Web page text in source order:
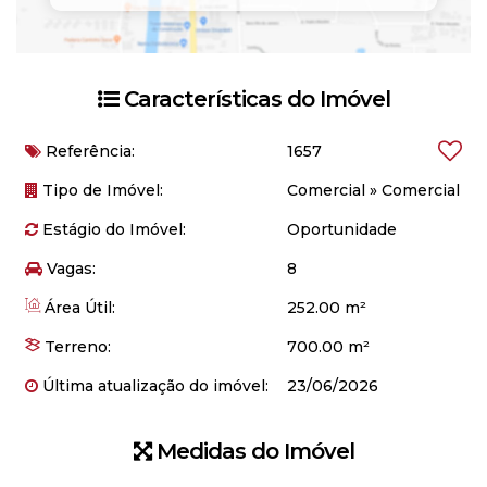
Características do Imóvel
Referência:
1657
Tipo de Imóvel:
Comercial » Comercial
Estágio do Imóvel:
Oportunidade
Vagas:
8
Área Útil:
252.00 m²
Terreno:
700.00 m²
Última atualização do imóvel:
23/06/2026
Medidas do Imóvel